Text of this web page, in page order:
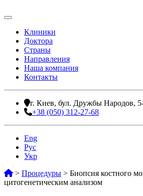
Клиники
Доктора
Страны
Направления
Наша компания
Контакты
г. Киев, бул. Дружбы Народов,
+38 (050) 312-27-68
Eng
Рус
Укр
> Процедуры > Биопсия костного
цитогенетическим анализом